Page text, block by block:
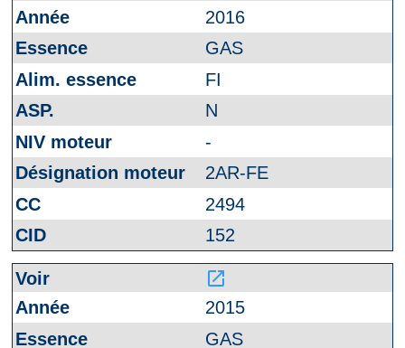
2016
GAS
FI
N
-
2AR-FE
2494
152
launch
2015
GAS